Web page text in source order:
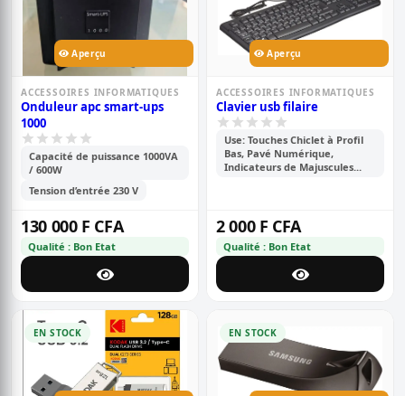
Aperçu
ACCESSOIRES INFORMATIQUES
Onduleur apc smart-ups
1000
Capacité de puissance 1000VA
/ 600W
Tension d’entrée 230 V
130 000 F CFA
Qualité : Bon Etat
Aperçu
ACCESSOIRES INFORMATIQUES
Clavier usb filaire
Use: Touches Chiclet à Profil
Bas, Pavé Numérique,
Indicateurs de Majuscules...
2 000 F CFA
Qualité : Bon Etat
EN STOCK EN STOCK